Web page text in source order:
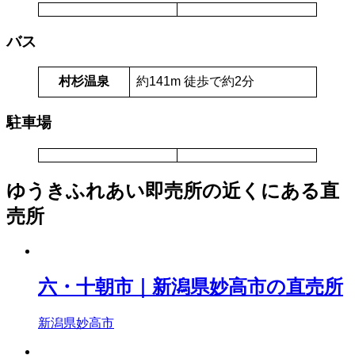
バス
村杉温泉 約141m 徒歩で約2分
駐車場
ゆうきふれあい即売所の近くにある直
売所
六・十朝市｜新潟県妙高市の直売所
新潟県妙高市